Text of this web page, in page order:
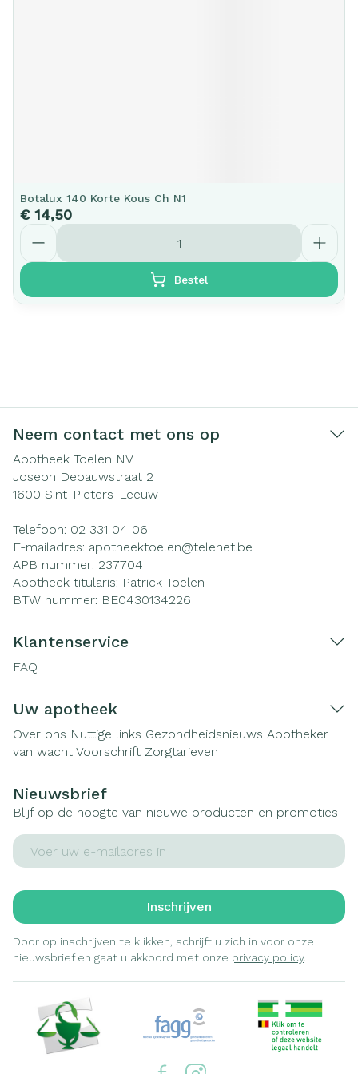
Botalux 140 Korte Kous Ch N1
€ 14,50
Aantal
Bestel
Neem contact met ons op
Apotheek Toelen NV
Joseph Depauwstraat 2
1600 Sint-Pieters-Leeuw
Telefoon: 02 331 04 06
E-mailadres: apotheektoelen@telenet.be
APB nummer: 237704
Apotheek titularis: Patrick Toelen
BTW nummer: BE0430134226
Klantenservice
FAQ
Uw apotheek
Over ons Nuttige links Gezondheidsnieuws Apotheker
van wacht Voorschrift Zorgtarieven
Nieuwsbrief
Blijf op de hoogte van nieuwe producten en promoties
E-mail adres
Inschrijven
Door op inschrijven te klikken, schrijft u zich in voor onze
nieuwsbrief en gaat u akkoord met onze privacy policy.